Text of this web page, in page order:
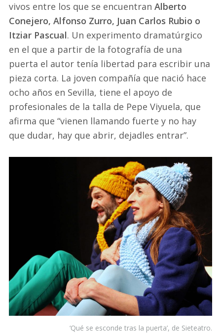
vivos entre los que se encuentran Alberto
Conejero, Alfonso Zurro, Juan Carlos Rubio o
Itziar Pascual. Un experimento dramatúrgico
en el que a partir de la fotografía de una
puerta el autor tenía libertad para escribir una
pieza corta. La joven compañía que nació hace
ocho años en Sevilla, tiene el apoyo de
profesionales de la talla de Pepe Viyuela, que
afirma que “vienen llamando fuerte y no hay
que dudar, hay que abrir, dejadles entrar”.
‘Qué se esconde tras la puerta’, de Sieteatro.